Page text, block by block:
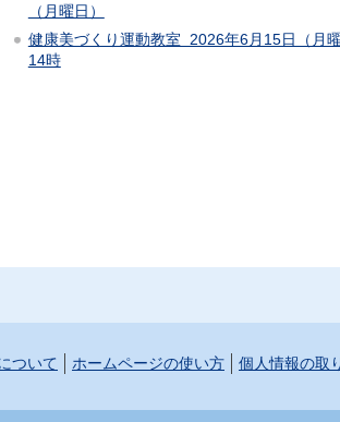
（月曜日）
健康美づくり運動教室 2026年6月15日（月
14時
ついて ホームページの使い方 個人情報の取